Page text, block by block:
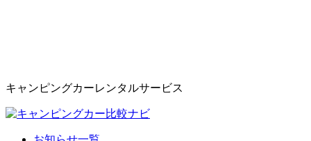
キャンピングカーレンタルサービス